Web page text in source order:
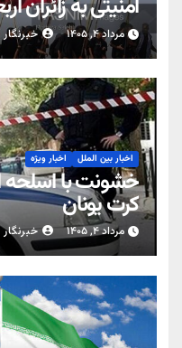
امنیتی به زائران
مرداد ۴, ۱۴۰۵
اخبار بین الملل اخبار ویژه
خشونت با اسلحه
کرت یونان
مرداد ۴, ۱۴۰۵